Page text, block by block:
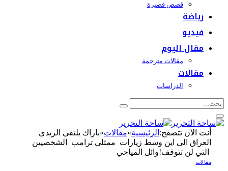
قصص قصيرة
رياضة
فيديو
مقال اليوم
مقالات مترجمة
مقالات
الدراسات
أنت الآن تتصفح:الرئيسية»مقالات»باراك يلتقي الزيدي
العراق الى اين وسط زيارات ممثلي ترامب الشخصيين
التي لن تتوقف!وائل المياحي
مقالات